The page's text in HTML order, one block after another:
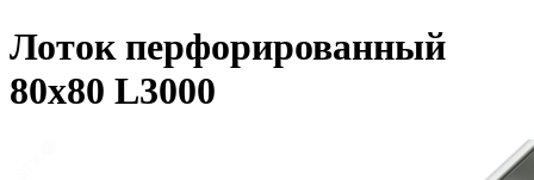
Лоток перфорированный
80х80 L3000